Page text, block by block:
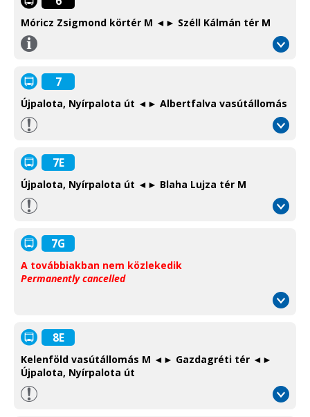
Móricz Zsigmond körtér M ◄► Széll Kálmán tér M
Információ
Information
7
Újpalota, Nyírpalota út ◄► Albertfalva vasútállomás
7E
Újpalota, Nyírpalota út ◄► Blaha Lujza tér M
7G
A továbbiakban nem közlekedik
Permanently cancelled
8E
Kelenföld vasútállomás M ◄► Gazdagréti tér ◄►
Újpalota, Nyírpalota út